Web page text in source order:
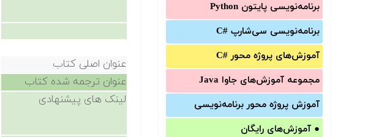
برنامه‌نویسی پایتون Python
برنامه‌‌نویسی سی‌شارپ C#‎
آموزش‌های پروژه محور #C
مجموعه آموزش‌های جاوا Java
آموزش‌ پروژه محور برنامه‌نویسی
● آموزش‌های رایگان
عنوان اصلی کتاب
عنوان ترجمه شده کتاب
لینک های پیشنهادی